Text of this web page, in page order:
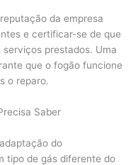
da empresa
e certificar-se de que
prestados. Uma
que o fogão funcione
o reparo.
Saber
do
tipo de gás diferente do